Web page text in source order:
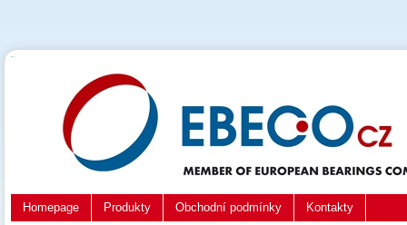
Homepage Produkty Obchodní podmínky Kontakty